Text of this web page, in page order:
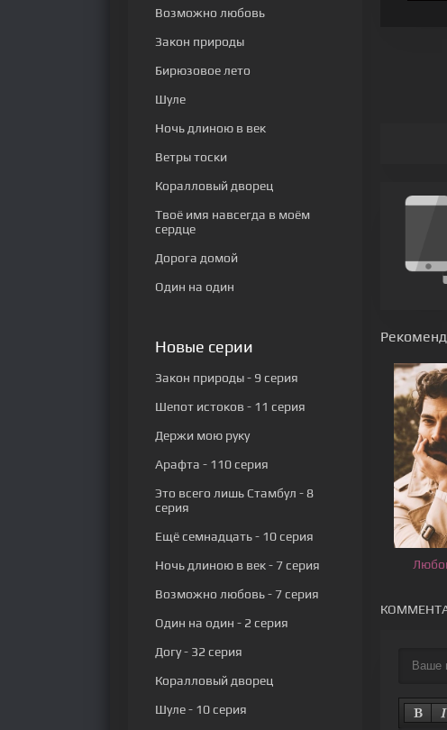
Возможно любовь
Закон природы
Бирюзовое лето
Шуле
Ночь длиною в век
Ветры тоски
Коралловый дворец
Твоё имя навсегда в моём
сердце
Дорога домой
Один на один
Новые серии
Закон природы- 9 серия
Шепот истоков - 11 серия
Держи мою руку
Арафта - 110 серия
Это всего лишь Стамбул - 8
серия
Ещё семнадцать- 10 серия
Ночь длиною в век- 7 серия
Возможно любовь- 7 серия
Один на один - 2 серия
Догу- 32 серия
Коралловый дворец
Шуле- 10 серия